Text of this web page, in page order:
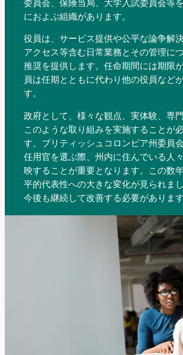
におよぶ組織があります。
役員は、サービス提供や公平な論争解
アクセス等含む日常業務とその管理に
推奨を提供します。任命期間には期限
員は任期とともに代わり他の役員など
す。
政府として、様々な観点、実体験、専
このような取り組みを実施することが
す。ブリティッシュコロンビア州委員
任用官を選ぶ際、州内に住んでいる人
映することが重要となります。この数
平的代表性への大きな変化が見られま
今後も継続して改善する必要があります